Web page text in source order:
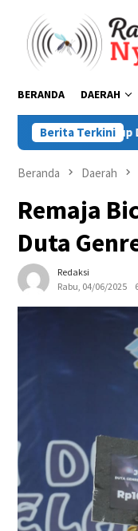
BERANDA DAERAH
Berita Terkini
Debby: Perubahan
Beranda Daerah
Remaja
Duta
Redaksi
Rabu, 04/06/2025